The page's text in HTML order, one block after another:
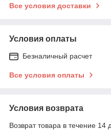
Все условия доставки
Условия оплаты
Безналичный расчет
Все условия оплаты
Условия возврата
Возврат товара в течение 14